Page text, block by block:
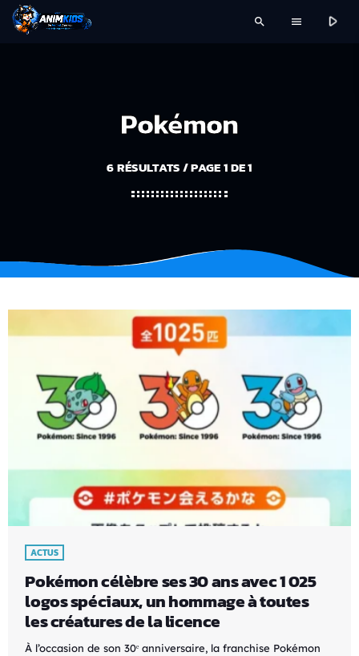
search menu play_arrow
Pokémon
6 RÉSULTATS / PAGE 1 DE 1
ACTUS
Pokémon célèbre ses 30 ans avec 1 025
logos spéciaux, un hommage à toutes
les créatures de la licence
À l’occasion de son 30ᵉ anniversaire, la franchise Pokémon